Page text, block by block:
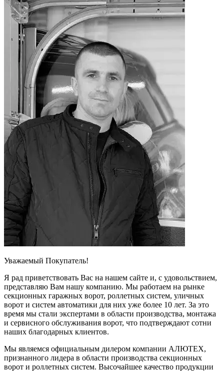
Уважаемый Покупатель!
Я рад приветствовать Вас на нашем сайте и, с удовольствием,
представляю Вам нашу компанию. Мы работаем на рынке
секционных гаражных ворот, роллетных систем, уличных
ворот и систем автоматики для них уже более 10 лет. За это
время мы стали экспертами в области производства, монтажа
и сервисного обслуживания ворот, что подтверждают сотни
наших благодарных клиентов.
Мы являемся официальным дилером компании АЛЮТЕХ,
признанного лидера в области производства секционных
ворот и роллетных систем. Высочайшее качество продукции